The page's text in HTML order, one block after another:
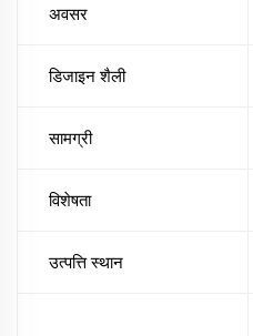
अवसर
डिजाइन शैली
सामग्री
विशेषता
उत्पत्ति स्थान